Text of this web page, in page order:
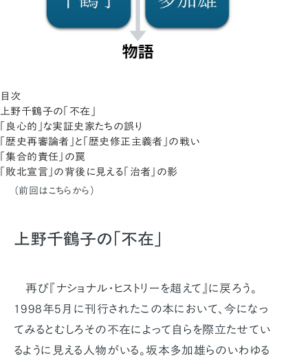
目次
上野千鶴子の「不在」
「良心的」な実証史家たちの誤り
「歴史再審論者」と「歴史修正主義者」の戦い
「集合的責任」の罠
「敗北宣言」の背後に見える「治者」の影
（前回はこちらから）
上野千鶴子の「不在」
再び『ナショナル・ヒストリーを超えて』に戻ろう。
1998年5月に刊行されたこの本において、今になっ
てみるとむしろその不在によって自らを際立たせてい
るように見える人物がいる。坂本多加雄らのいわゆる